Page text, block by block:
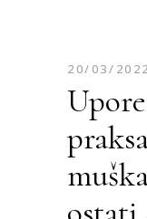
20/03/2022